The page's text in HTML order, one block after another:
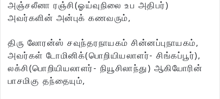
அஞ்சலீனா ரஞ்சி(ஓய்வுநிலை உப அதிபர்)
அவர்களின் அன்புக் கணவரும்,
திரு லோரன்ஸ் சவுந்தரநாயகம் சின்னப்புநாயகம்,
அவர்கள் டோமினிக்(பொறியியலாளர்- சிங்கப்பூர்),
லக்சி(பொறியியலாளர்- நியூசிலாந்து) ஆகியோரின்
பாசமிகு தந்தையும்,